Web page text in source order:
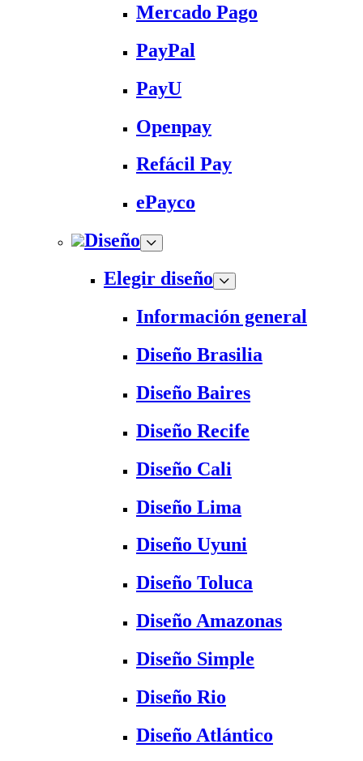
Mercado Pago
PayPal
PayU
Openpay
Refácil Pay
ePayco
Diseño
Elegir diseño
Información general
Diseño Brasilia
Diseño Baires
Diseño Recife
Diseño Cali
Diseño Lima
Diseño Uyuni
Diseño Toluca
Diseño Amazonas
Diseño Simple
Diseño Rio
Diseño Atlántico